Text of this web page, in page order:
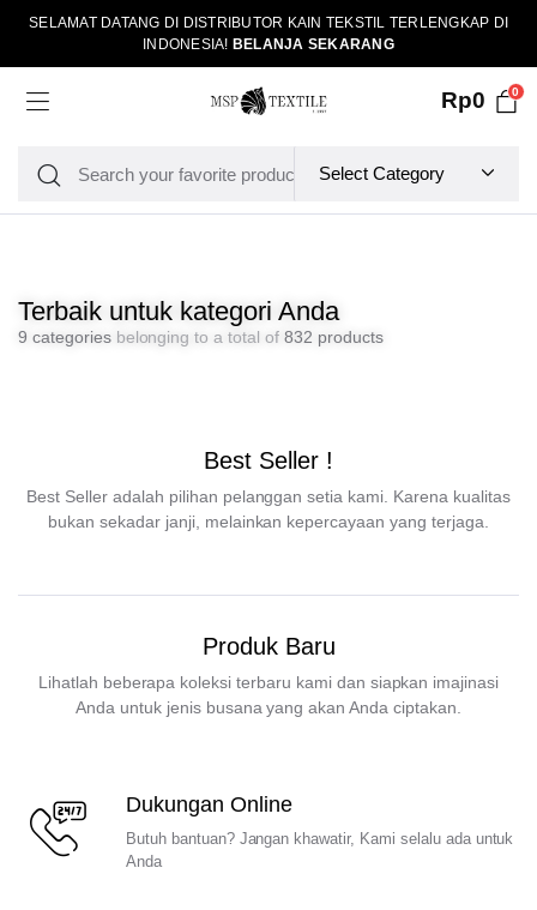
SELAMAT DATANG DI DISTRIBUTOR KAIN TEKSTIL TERLENGKAP DI
INDONESIA! BELANJA SEKARANG
Rp0 0
Terbaik untuk kategori Anda
9 categoriesbelonging to a total of 832 products
Best Seller !
Best Seller adalah pilihan pelanggan setia kami. Karena kualitas
bukan sekadar janji, melainkan kepercayaan yang terjaga.
Produk Baru
Lihatlah beberapa koleksi terbaru kami dan siapkan imajinasi
Anda untuk jenis busana yang akan Anda ciptakan.
Dukungan Online
Butuh bantuan? Jangan khawatir, Kami selalu ada untuk
Anda